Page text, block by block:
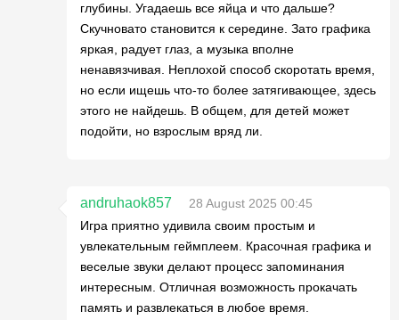
глубины. Угадаешь все яйца и что дальше?
Скучновато становится к середине. Зато графика
яркая, радует глаз, а музыка вполне
ненавязчивая. Неплохой способ скоротать время,
но если ищешь что-то более затягивающее, здесь
этого не найдешь. В общем, для детей может
подойти, но взрослым вряд ли.
andruhaok857
28 August 2025 00:45
Игра приятно удивила своим простым и
увлекательным геймплеем. Красочная графика и
веселые звуки делают процесс запоминания
интересным. Отличная возможность прокачать
память и развлекаться в любое время.